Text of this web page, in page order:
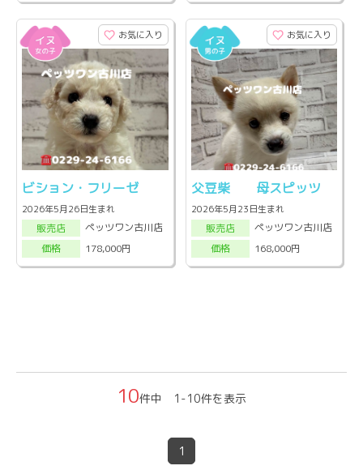
お気に入り
ビション・フリーゼ
2026年5月26日生まれ
販売店
ペッツワン古川店
価格
178,000円
お気に入り
父豆柴 母スピッツ
2026年5月23日生まれ
販売店
ペッツワン古川店
価格
168,000円
10件中 1-10件を表示
1